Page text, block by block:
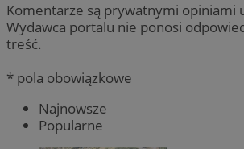
Komentarze są prywatnymi opiniami
Wydawca portalu nie ponosi
treść.
* pola obowiązkowe
Najnowsze
Popularne